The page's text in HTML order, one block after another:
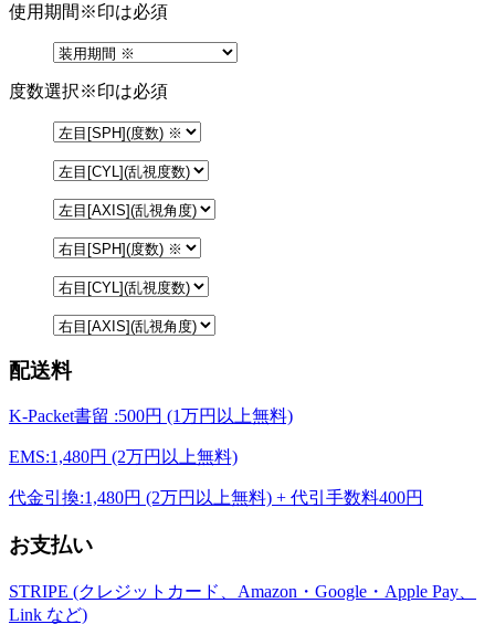
使用期間 ※印は必須
度数選択※印は必須
配送料
K-Packet書留 :500円 (1万円以上無料)
EMS:1,480円 (2万円以上無料)
代金引換:1,480円 (2万円以上無料) + 代引手数料400円
お支払い
STRIPE (クレジットカード、Amazon・Google・Apple Pay、
Link など)